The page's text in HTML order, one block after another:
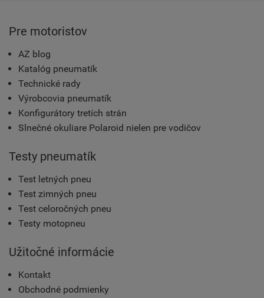
Pre motoristov
AZ blog
Katalóg pneumatík
Technické rady
Výrobcovia pneumatík
Konfigurátory tretích strán
Slnečné okuliare Polaroid nielen pre vodičov
Testy pneumatík
Test letných pneu
Test zimných pneu
Test celoročných pneu
Testy motopneu
Užitočné informácie
Kontakt
Obchodné podmienky